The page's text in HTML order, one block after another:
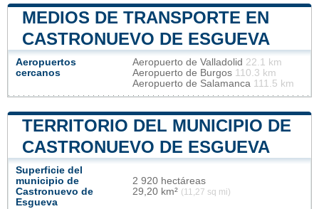
MEDIOS DE TRANSPORTE EN
CASTRONUEVO DE ESGUEVA
Aeropuertos
cercanos
Aeropuerto de Valladolid 22.1 km
Aeropuerto de Burgos 110.3 km
Aeropuerto de Salamanca 111.5 km
TERRITORIO DEL MUNICIPIO DE
CASTRONUEVO DE ESGUEVA
Superficie del
municipio de
Castronuevo de
Esgueva
2 920 hectáreas
29,20 km² (11,27 sq mi)